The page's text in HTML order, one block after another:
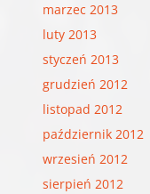
marzec 2013
luty 2013
styczeń 2013
grudzień 2012
listopad 2012
październik 2012
wrzesień 2012
sierpień 2012